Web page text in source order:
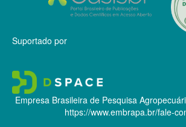
Suportado por
Empresa Brasileira de Pesquisa
https://www.embrapa.br/fale-